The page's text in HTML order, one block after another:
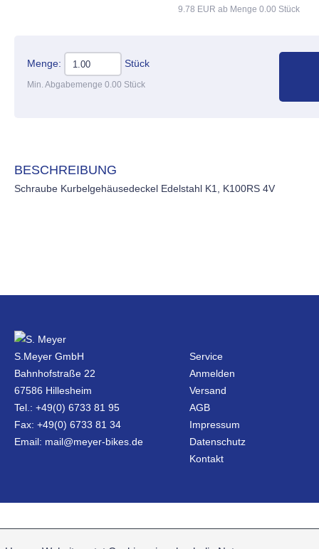
9.78 EUR ab Menge 0.00 Stück
Menge: Stück
Min. Abgabemenge 0.00 Stück
BESCHREIBUNG
Schraube Kurbelgehäusedeckel Edelstahl K1, K100RS 4V
S.Meyer GmbH
Bahnhofstraße 22
67586 Hillesheim
Tel.: +49(0) 6733 81 95
Fax: +49(0) 6733 81 34
Email: mail@meyer-bikes.de
Service
Anmelden
Versand
AGB
Impressum
Datenschutz
Kontakt